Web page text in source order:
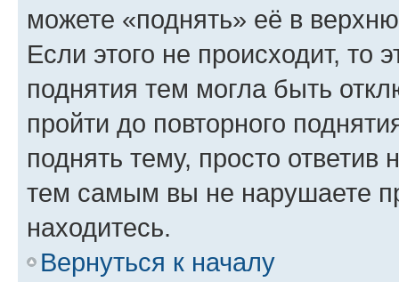
можете «поднять» её в
Если этого не происходит, то
поднятия тем могла быть
пройти до повторного
поднять тему, просто ответив
тем самым вы не нарушаете
находитесь.
Вернуться к началу